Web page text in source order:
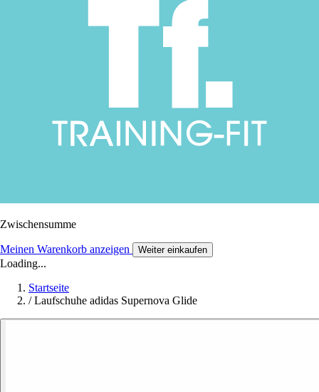
Zwischensumme
Meinen Warenkorb anzeigen Weiter einkaufen
Loading...
Startseite
/ Laufschuhe adidas Supernova Glide